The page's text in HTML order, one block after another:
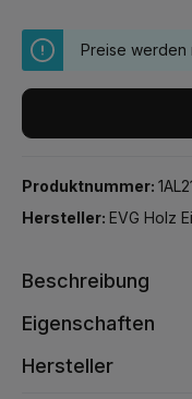
Preise werden
Produktnummer:
Hersteller: EVG Holz
Beschreibung
Eigenschaften
Hersteller